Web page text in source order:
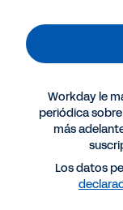
Workday le
periódica
más
Los datos